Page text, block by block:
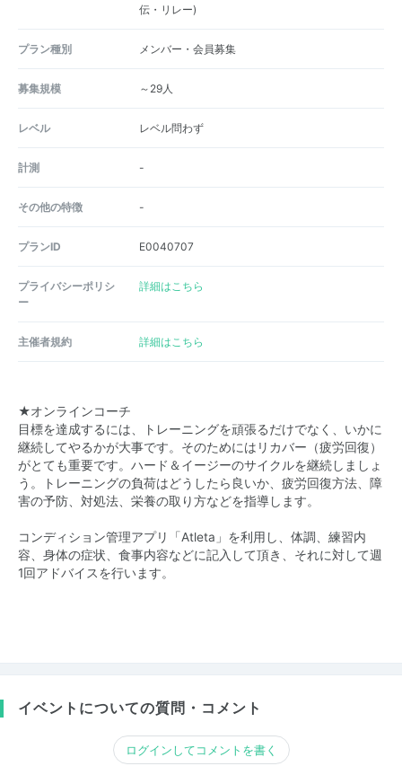
伝・リレー)
プラン種別 メンバー・会員募集
募集規模 ～29人
レベル レベル問わず
計測 -
その他の特徴 -
プランID E0040707
プライバシーポリシ
ー
詳細はこちら
主催者規約 詳細はこちら
★オンラインコーチ
目標を達成するには、トレーニングを頑張るだけでなく、いかに
継続してやるかが大事です。そのためにはリカバー（疲労回復）
がとても重要です。ハード＆イージーのサイクルを継続しましょ
う。トレーニングの負荷はどうしたら良いか、疲労回復方法、障
害の予防、対処法、栄養の取り方などを指導します。
コンディション管理アプリ「Atleta」を利用し、体調、練習内
容、身体の症状、食事内容などに記入して頂き、それに対して週
1回アドバイスを行います。
イベントについての質問・コメント
ログインしてコメントを書く